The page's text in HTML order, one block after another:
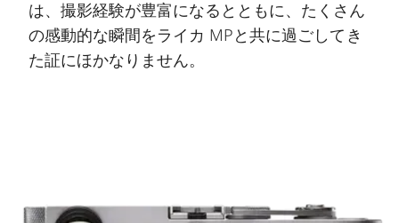
は、撮影経験が豊富になるとともに、たくさん
の感動的な瞬間をライカ MPと共に過ごしてき
た証にほかなりません。